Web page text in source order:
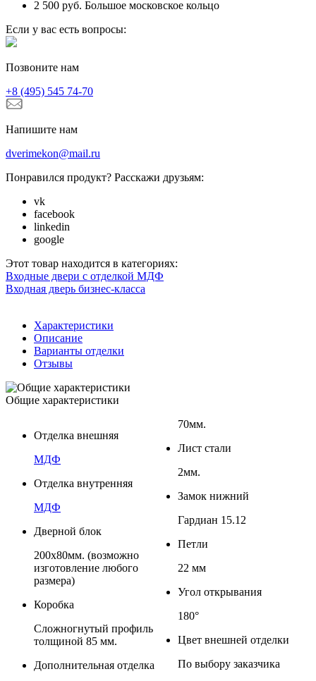
2 500 руб. Большое московское кольцо
Если у вас есть вопросы:
Позвоните нам
+8 (495) 545 74-70
Напишите нам
dverimekon@mail.ru
Понравился продукт? Расскажи друзьям:
vk
facebook
linkedin
google
Этот товар находится в категориях:
Входные двери с отделкой МДФ
Входная дверь бизнес-класса
Характеристики
Описание
Варианты отделки
Отзывы
Общие характеристики
Отделка внешняя
МДФ
Отделка внутренняя
МДФ
Дверной блок
200х80мм. (возможно
изготовление любого
размера)
Коробка
Сложногнутый профиль
толщиной 85 мм.
Дополнительная отделка
70мм.
Лист стали
2мм.
Замок нижний
Гардиан 15.12
Петли
22 мм
Угол открывания
180°
Цвет внешней отделки
По выбору заказчика